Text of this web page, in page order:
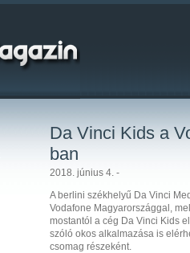
Da Vinci Kids a
ban
2018. június 4. -
A berlini székhelyű Da Vinci
Vodafone Magyarországgal,
mostantól a cég Da Vinci Kids
szóló okos alkalmazása is
csomag részeként.